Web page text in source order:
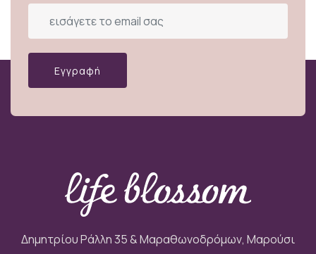
Εγγραφή
Δημητρίου Ράλλη 35 & Μαραθωνοδρόμων, Μαρούσι